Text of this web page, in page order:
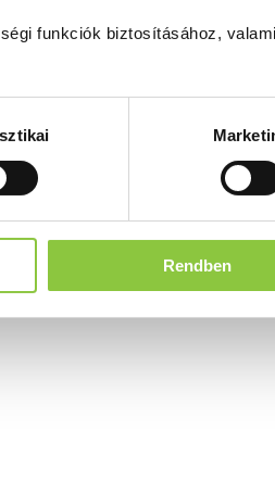
funkciók biztosításához,
Rendben